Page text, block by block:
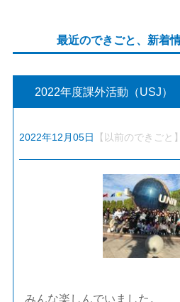
最近のできごと、新着
2022年度課外活動（USJ）
2022年12月05日 【以前のできごと】
みんな楽しんでいました。